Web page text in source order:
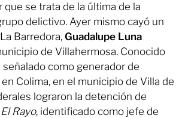
que se trata de la última de la
delictivo. Ayer mismo cayó un
Barredora, Guadalupe Luna
de Villahermosa. Conocido
como generador de
Colima, en el municipio de Villa de
lograron la detención de
El Rayo, identificado como jefe de